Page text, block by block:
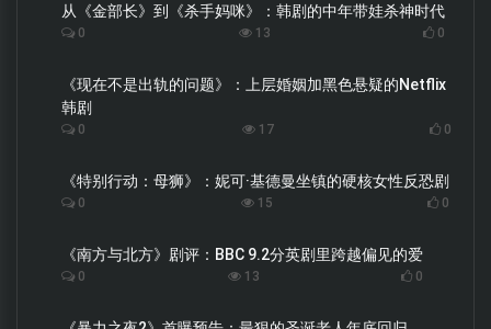
从《金部长》到《杀手妈咪》：韩剧的中年带娃杀神时代
0 13 0
《现在不是出轨的问题》：上层婚姻加黑色悬疑的Netflix
韩剧
0 17 0
《特别行动：母狮》：妮可·基德曼坐镇的硬核女性反恐剧
0 15 0
《南方与北方》剧评：BBC 9.2分英剧里跨越偏见的爱
0 13 0